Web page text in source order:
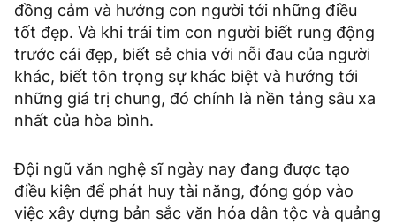
đồng cảm và hướng con người tới những điều
tốt đẹp. Và khi trái tim con người biết rung động
trước cái đẹp, biết sẻ chia với nỗi đau của người
khác, biết tôn trọng sự khác biệt và hướng tới
những giá trị chung, đó chính là nền tảng sâu xa
nhất của hòa bình.
Đội ngũ văn nghệ sĩ ngày nay đang được tạo
điều kiện để phát huy tài năng, đóng góp vào
việc xây dựng bản sắc văn hóa dân tộc và quảng